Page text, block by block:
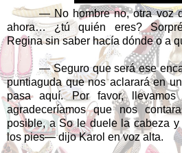
— No hombre no, otra voz
ahora… ¿tú quién eres?
Regina sin saber hacía dónde o a
— Seguro que será ese
puntiaguda que nos aclarará en
pasa aquí. Por favor,
agradeceríamos que nos
posible, a So le duele la cabeza
los pies— dijo Karol en voz alta.